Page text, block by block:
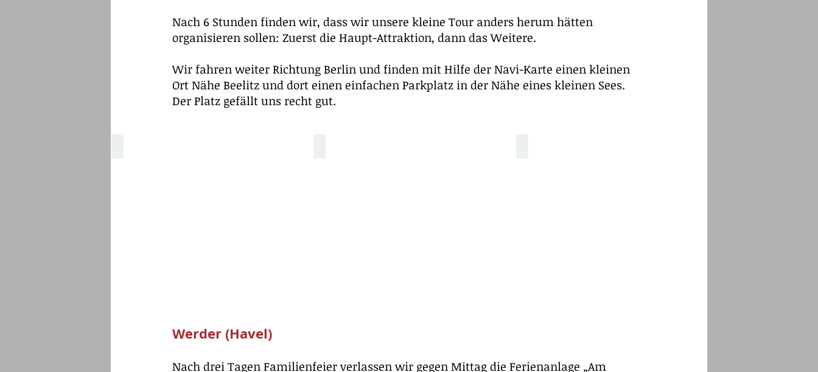
Nach 6 Stunden finden wir, dass wir unsere kleine Tour anders herum hätten
organisieren sollen: Zuerst die Haupt-Attraktion, dann das Weitere.
Wir fahren weiter Richtung Berlin und finden mit Hilfe der Navi-Karte einen kleinen
Ort Nähe Beelitz und dort einen einfachen Parkplatz in der Nähe eines kleinen Sees.
Der Platz gefällt uns recht gut.
Werder (Havel)
Nach drei Tagen Familienfeier verlassen wir gegen Mittag die Ferienanlage „Am